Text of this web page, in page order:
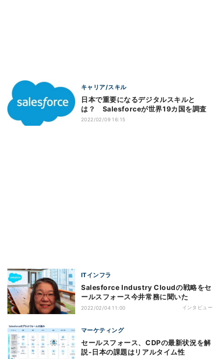
キャリア/スキル
日本で重要になるデジタルスキルと
は？ Salesforceが世界19カ国を調査
2022/02/09 16:15
ITインフラ
Salesforce Industry Cloudの戦略をセ
ールスフォース今井常務に聞いた
2022/02/04 11:00 インタビュー
マーケティング
セールスフォース、CDPの最新状況を解
説‐日本の課題はリアルタイム性